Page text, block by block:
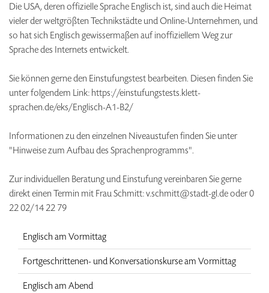
Die USA, deren offizielle Sprache Englisch ist, sind auch die Heimat
vieler der weltgrößten Technikstädte und Online-Unternehmen, und
so hat sich Englisch gewissermaßen auf inoffiziellem Weg zur
Sprache des Internets entwickelt.
Sie können gerne den Einstufungstest bearbeiten. Diesen finden Sie
unter folgendem Link: https://einstufungstests.klett-
sprachen.de/eks/Englisch-A1-B2/
Informationen zu den einzelnen Niveaustufen finden Sie unter
"Hinweise zum Aufbau des Sprachenprogramms".
Zur individuellen Beratung und Einstufung vereinbaren Sie gerne
direkt einen Termin mit Frau Schmitt: v.schmitt@stadt-gl.de oder 0
22 02/14 22 79
Englisch am Vormittag
Fortgeschrittenen- und Konversationskurse am Vormittag
Englisch am Abend